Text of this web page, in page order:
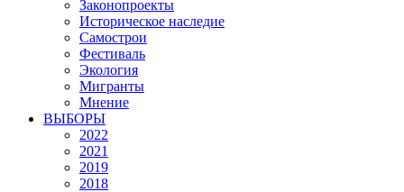
Законопроекты
Историческое наследие
Самострои
Фестиваль
Экология
Мигранты
Мнение
ВЫБОРЫ
2022
2021
2019
2018